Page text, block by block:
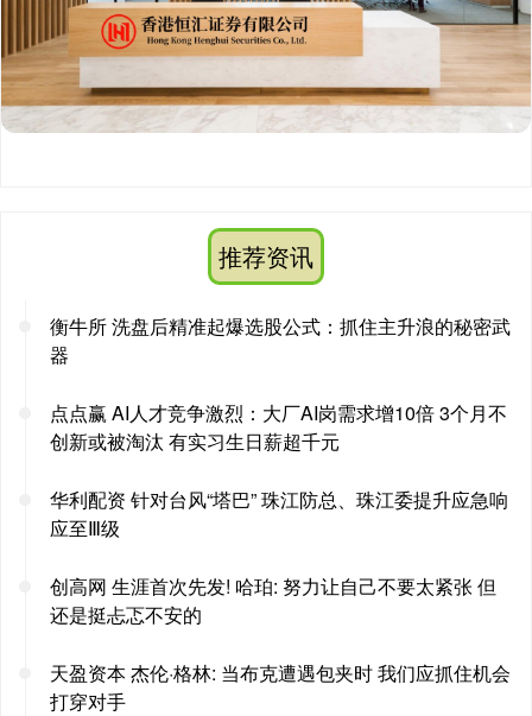
推荐资讯
衡牛所 洗盘后精准起爆选股公式：抓住主升浪的秘密武
器
点点赢 AI人才竞争激烈：大厂AI岗需求增10倍 3个月不
创新或被淘汰 有实习生日薪超千元
华利配资 针对台风“塔巴” 珠江防总、珠江委提升应急响
应至Ⅲ级
创高网 生涯首次先发! 哈珀: 努力让自己不要太紧张 但
还是挺忐忑不安的
天盈资本 杰伦·格林: 当布克遭遇包夹时 我们应抓住机会
打穿对手